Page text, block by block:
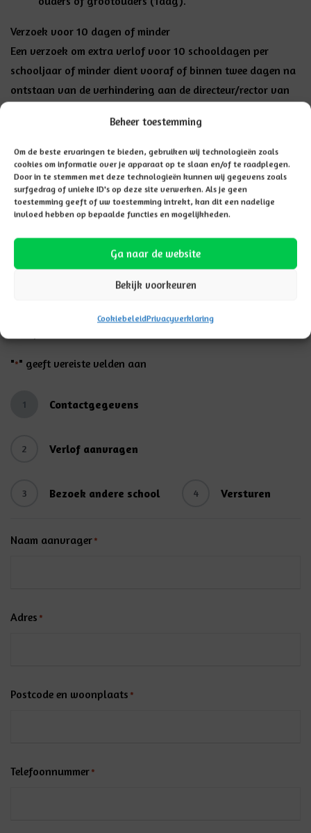
Beheer toestemming
Om de beste ervaringen te bieden, gebruiken wij technologieën zoals
cookies om informatie over je apparaat op te slaan en/of te raadplegen.
Door in te stemmen met deze technologieën kunnen wij gegevens zoals
surfgedrag of unieke ID's op deze site verwerken. Als je geen
toestemming geeft of uw toestemming intrekt, kan dit een nadelige
invloed hebben op bepaalde functies en mogelijkheden.
Ga naar de website
Bekijk voorkeuren
CookiebeleidPrivacyverklaring
Verzoek voor 10 dagen of minder
Een verzoek om extra verlof voor 10 schooldagen per
schooljaar of minder dient vooraf of binnen twee dagen na
ontstaan van de verhindering aan de directeur/rector van
Een verzoek om extra verlof voor meer dan 10 schooldagen
per schooljaar dient minimaal 4 weken tevoren via de
directeur/rector van de school bij de leerplichtambtenaar
van de gemeente Hardenberg te worden ingediend.
N.B. Ongeoorloofd verzuim wordt vermeld aan de
leerplichtambtenaar.
"*" geeft vereiste velden aan
1 Contactgegevens
2 Verlof aanvragen
3 Bezoek andere school 4 Versturen
Naam aanvrager*
Adres *
Postcode en woonplaats *
Telefoonnummer*